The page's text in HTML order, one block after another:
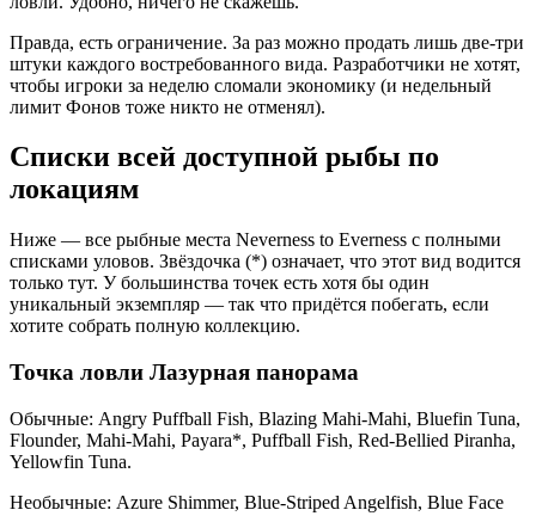
Правда, есть ограничение. За раз можно продать лишь две-три
штуки каждого востребованного вида. Разработчики не хотят,
чтобы игроки за неделю сломали экономику (и недельный
лимит Фонов тоже никто не отменял).
Списки всей доступной рыбы по
локациям
Ниже — все рыбные места Neverness to Everness с полными
списками уловов. Звёздочка (*) означает, что этот вид водится
только тут. У большинства точек есть хотя бы один
уникальный экземпляр — так что придётся побегать, если
хотите собрать полную коллекцию.
Точка ловли Лазурная панорама
Обычные: Angry Puffball Fish, Blazing Mahi-Mahi, Bluefin Tuna,
Flounder, Mahi-Mahi, Payara*, Puffball Fish, Red-Bellied Piranha,
Yellowfin Tuna.
Необычные: Azure Shimmer, Blue-Striped Angelfish, Blue Face